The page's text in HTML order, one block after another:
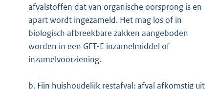
afvalstoffen dat van organische oorsprong is en
apart wordt ingezameld. Het mag los of in
biologisch afbreekbare zakken aangeboden
worden in een GFT-E inzamelmiddel of
inzamelvoorziening.
b. Fijn huishoudelijk restafval: afval afkomstig uit